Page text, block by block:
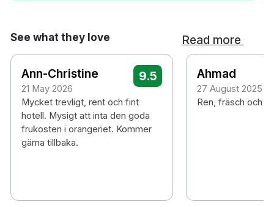
See what they love Read more
Ann-Christine
21 May 2026
9.5
Mycket trevligt, rent och fint
hotell. Mysigt att inta den goda
frukosten i orangeriet. Kommer
gärna tillbaka.
Ahmad
27 August 2025
Ren, fräsch och